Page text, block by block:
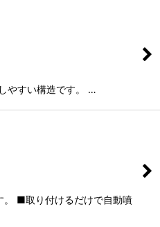
やすい構造です。 …
■取り付けるだけで自動噴